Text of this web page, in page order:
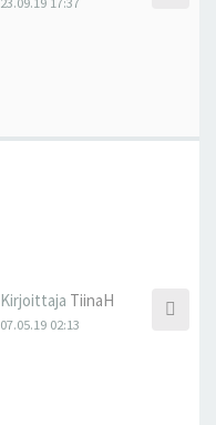
Kirjoittaja TiinaH
07.05.19 02:13